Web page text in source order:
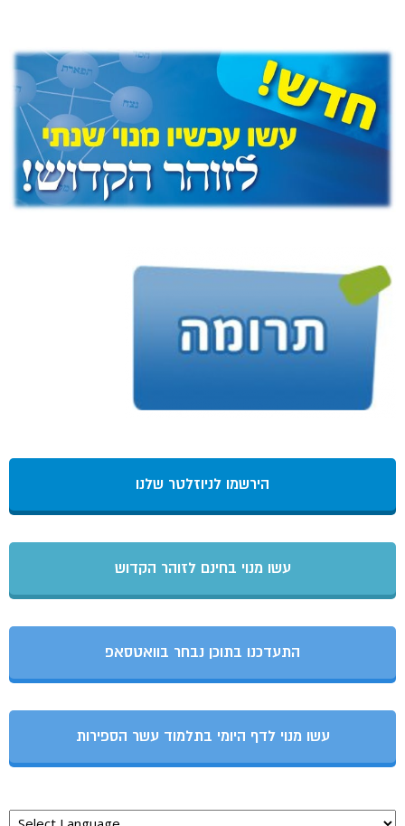
הירשמו לניוזלטר שלנו
עשו מנוי בחינם לזוהר הקדוש
התעדכנו בתוכן נבחר בוואטסאפ
עשו מנוי לדף היומי בתלמוד עשר הספירות